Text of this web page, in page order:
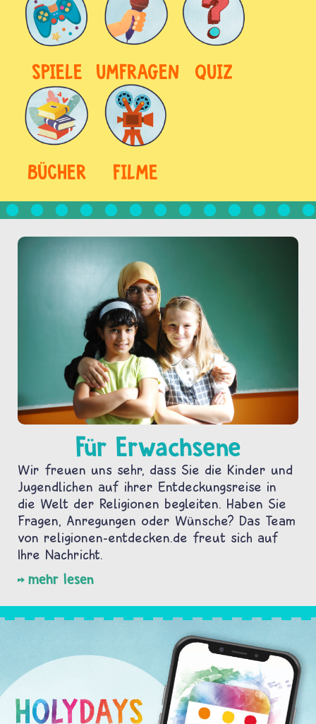
SPIELE UMFRAGEN QUIZ
BÜCHER FILME
Für Erwachsene
Wir freuen uns sehr, dass Sie die Kinder und
Jugendlichen auf ihrer Entdeckungsreise in
die Welt der Religionen begleiten. Haben Sie
Fragen, Anregungen oder Wünsche? Das Team
von religionen-entdecken.de freut sich auf
Ihre Nachricht.
mehr lesen